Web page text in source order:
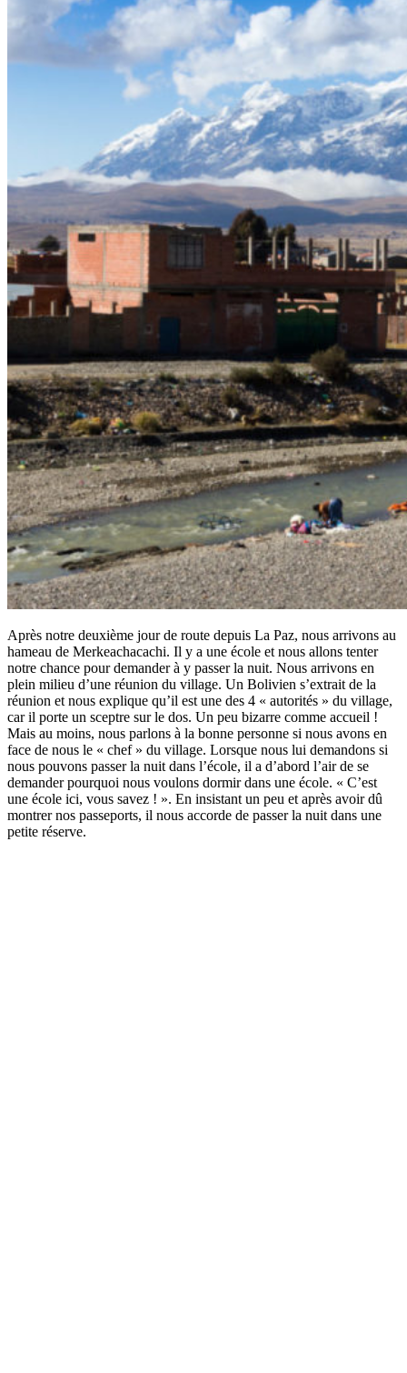
Après notre deuxième jour de route depuis La Paz, nous arrivons au
hameau de Merkeachacachi. Il y a une école et nous allons tenter
notre chance pour demander à y passer la nuit. Nous arrivons en
plein milieu d’une réunion du village. Un Bolivien s’extrait de la
réunion et nous explique qu’il est une des 4 « autorités » du village,
car il porte un sceptre sur le dos. Un peu bizarre comme accueil !
Mais au moins, nous parlons à la bonne personne si nous avons en
face de nous le « chef » du village. Lorsque nous lui demandons si
nous pouvons passer la nuit dans l’école, il a d’abord l’air de se
demander pourquoi nous voulons dormir dans une école. « C’est
une école ici, vous savez ! ». En insistant un peu et après avoir dû
montrer nos passeports, il nous accorde de passer la nuit dans une
petite réserve.